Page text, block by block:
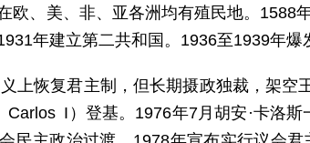
欧、美、非、亚各洲均有殖民地。1588
年建立第二共和国。1936至1939年爆
上恢复君主制，但长期摄政独裁，架空
I）登基。1976年7月胡安·卡洛